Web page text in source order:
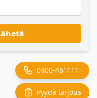
0400-461111
Pyydä tarjous
Back to top